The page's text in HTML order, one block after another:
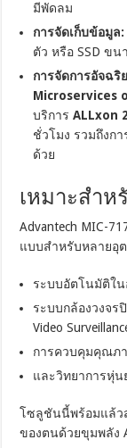
มีพัดลม
การจัดเก็บข้อมูล:
ตัว หรือ SSD ขน
การจัดการอัจฉริ
Microservices
บริการALLxon
ชั่วโมง รวมถึงก
ด้วย
เหมาะสำห
Advantech MIC-
แบบสำหรับหลายอุ
ระบบอัตโนมัติใน
ระบบกล้องวงจร
Video
การควบคุมคุณภา
และวิทยาการหุ่น
โซลูชันนี้พร้อมแล้ว
ของตนด้วยขุมพลัง